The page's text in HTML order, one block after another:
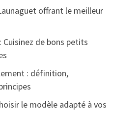
offrant le meilleur
de bons petits
: définition,
le modèle adapté à vos